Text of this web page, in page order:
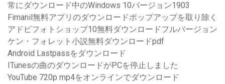
常にダウンロード中のWindows 10バージョン1903
Fimanil無料アプリのダウンロードポップアップを取り除く
アドビフォトショップ10無料ダウンロードフルバージョン
ケン・フォレット小説無料ダウンロードpdf
Android Lastpassをダウンロード
ITunesの曲のダウンロードがPCを停止しました
YouTube 720p mp4をオンラインでダウンロード